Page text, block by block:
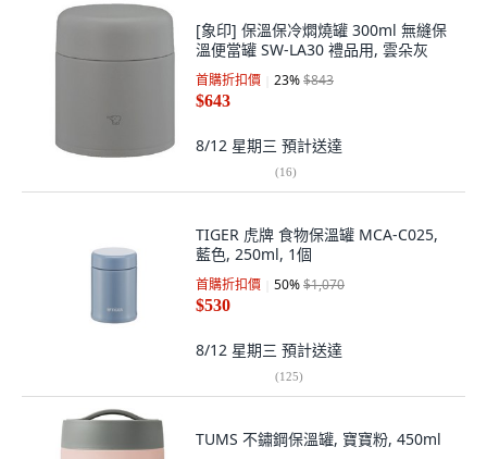
[象印] 保溫保冷燜燒罐 300ml 無縫保
溫便當罐 SW-LA30 禮品用, 雲朵灰
首購折扣價 23%$843
$643
8/12 星期三 預計送達
(16)
TIGER 虎牌 食物保溫罐 MCA-C025,
藍色, 250ml, 1個
首購折扣價 50%$1,070
$530
8/12 星期三 預計送達
(125)
TUMS 不鏽鋼保溫罐, 寶寶粉, 450ml